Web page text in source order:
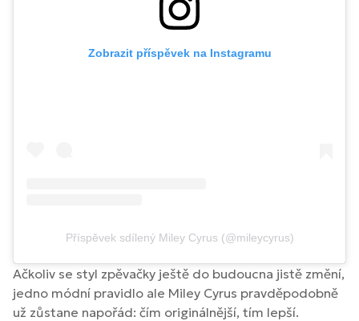
Zobrazit příspěvek na Instagramu
Příspěvek sdílený Miley Cyrus (@mileycyrus)
Ačkoliv se styl zpěvačky ještě do budoucna jistě změní,
jedno módní pravidlo ale Miley Cyrus pravděpodobně
už zůstane napořád: čím originálnější, tím lepší.